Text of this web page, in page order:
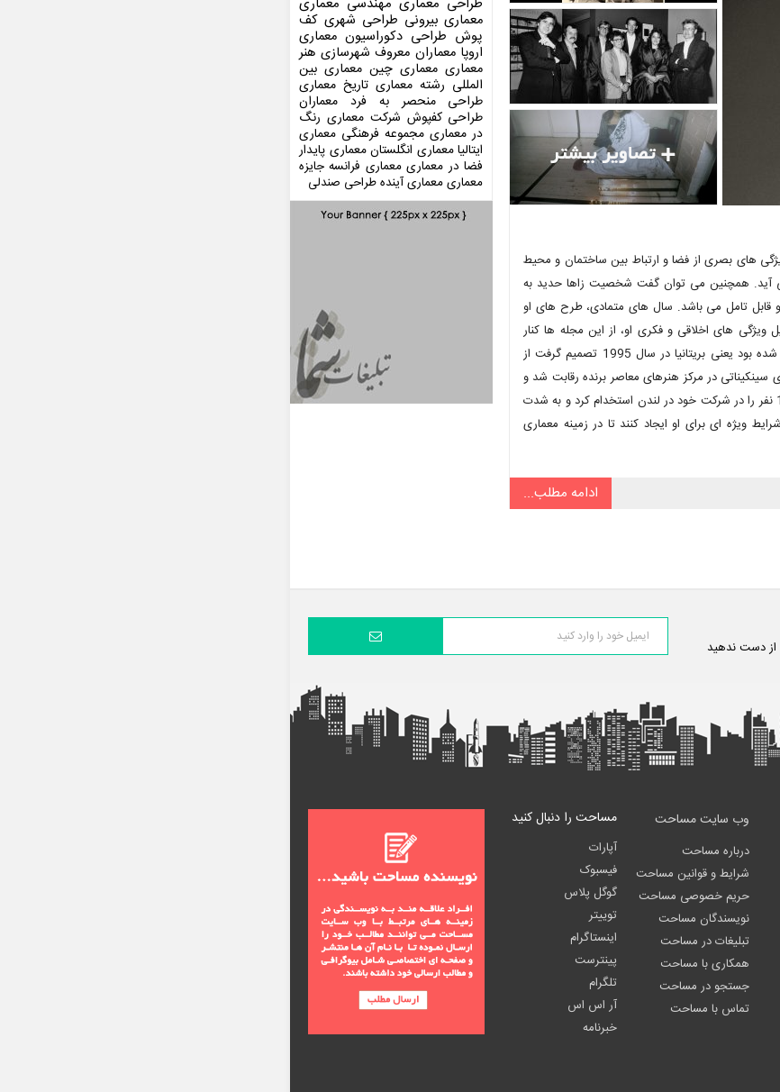
زاها حدید متولد 1950، به جرات دارای ویژگی های بصری از فضا و ارتباط بین ساختمان و محیط
آید. همچنین می توان گفت شخصیت زاها حدید به
قابل تامل می باشد. سال های متمادی، طرح های او
های اخلاقی و فکری او، از این مجله ها کنار
گذاشته شد. حتی بعد از عدم همکاری با وی در پروژه ها، در سرزمینی که متولد شده بود یعنی بریتانیا در سال 1995 تصمیم گرفت از
سینکیناتی در مرکز هنرهای معاصر برنده رقابت شد و
در مجامع جهانی مورد استقبال قرار گرفت. در اواسط سال 2000، حدید تقریبا 150 نفر را در شرکت خود در لندن استخدام کرد و به شدت
ویژه ای برای او ایجاد کنند تا در زمینه معماری
ادامه مطلب...
معماری بیرونی طراحی شهری کف
پوش طراحی دکوراسیون معماری
اروپا معماران معروف شهرسازی هنر
معماری معماری چین معماری بین
المللی رشته معماری تاریخ معماری
طراحی منحصر به فرد معماران
طراحی کفپوش شرکت معماری رنگ
در معماری مجموعه فرهنگی معماری
ایتالیا معماری انگلستان معماری پایدار
فضا در معماری معماری فرانسه جایزه
معماریمعماری آیندهطراحی صندلی
از دست ندهید
وب سایت مساحت
درباره مساحت
شرایط و قوانین مساحت
حریم خصوصی مساحت
نویسندگان مساحت
تبلیغات در مساحت
همکاری با مساحت
جستجو در مساحت
تماس با مساحت
مساحت را دنبال کنید
آپارات
فیسبوک
گوگل پلاس
توییتر
اینستاگرام
پینترست
تلگرام
آر اس اس
خبرنامه